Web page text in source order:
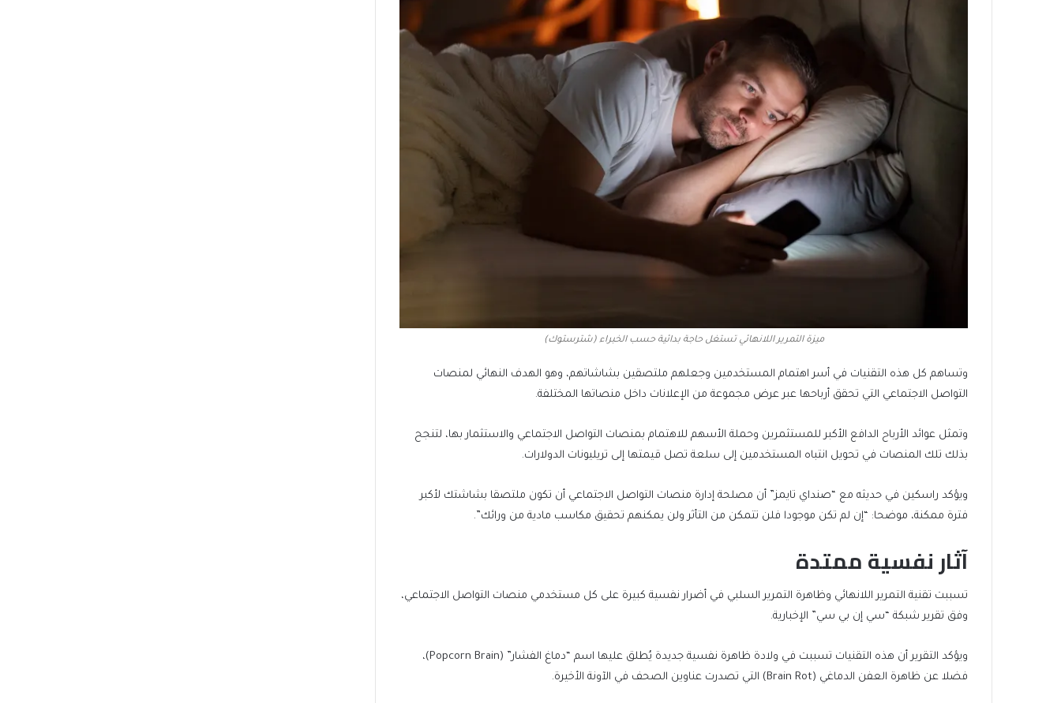
ميزة التمرير اللانهائي تستغل حاجة بدائية حسب الخبراء (شترستوك)
وتساهم كل هذه التقنيات في أسر اهتمام المستخدمين وجعلهم ملتصقين بشاشاتهم، وهو الهدف النهائي لمنصات
التواصل الاجتماعي التي تحقق أرباحها عبر عرض مجموعة من الإعلانات داخل منصاتها المختلفة.
وتمثل عوائد الأرباح الدافع الأكبر للمستثمرين وحملة الأسهم للاهتمام بمنصات التواصل الاجتماعي والاستثمار بها، لتنجح
بذلك تلك المنصات في تحويل انتباه المستخدمين إلى سلعة تصل قيمتها إلى تريليونات الدولارات.
ويؤكد راسكين في حديثه مع “صنداي تايمز” أن مصلحة إدارة منصات التواصل الاجتماعي أن تكون ملتصقا بشاشتك لأكبر
فترة ممكنة، موضحا: “إن لم تكن موجودا فلن تتمكن من التأثر ولن يمكنهم تحقيق مكاسب مادية من ورائك”.
آثار نفسية ممتدة
تسببت تقنية التمرير اللانهائي وظاهرة التمرير السلبي في أضرار نفسية كبيرة على كل مستخدمي منصات التواصل الاجتماعي،
وفق تقرير شبكة “سي إن بي سي” الإخبارية.
ويؤكد التقرير أن هذه التقنيات تسببت في ولادة ظاهرة نفسية جديدة يُطلق عليها اسم “دماغ الفشار” (Popcorn Brain)،
فضلا عن ظاهرة العفن الدماغي (Brain Rot) التي تصدرت عناوين الصحف في الآونة الأخيرة.